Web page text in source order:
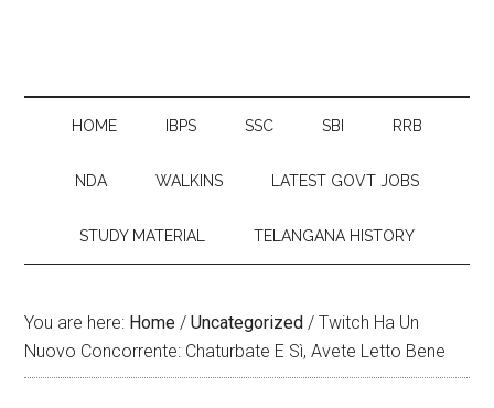
HOME IBPS SSC SBI RRB
NDA WALKINS LATEST GOVT JOBS
STUDY MATERIAL TELANGANA HISTORY
You are here: Home / Uncategorized / Twitch Ha Un
Nuovo Concorrente: Chaturbate E Sì, Avete Letto Bene